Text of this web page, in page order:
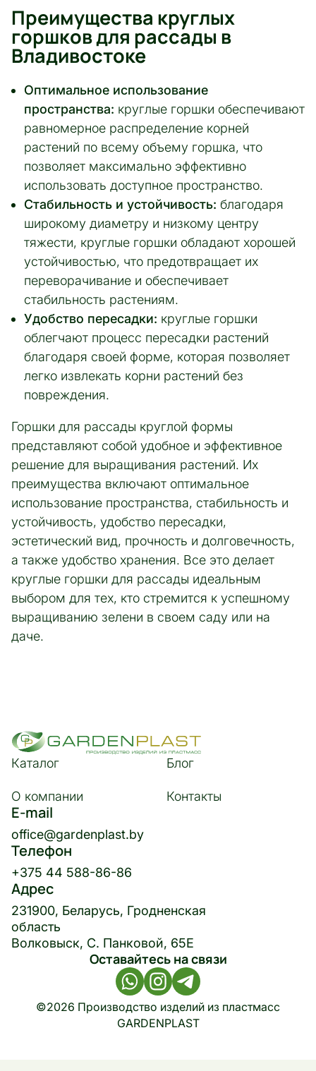
Преимущества круглых
горшков для рассады в
Владивостоке
Оптимальное использование
пространства: круглые горшки обеспечивают
равномерное распределение корней
растений по всему объему горшка, что
позволяет максимально эффективно
использовать доступное пространство.
Стабильность и устойчивость: благодаря
широкому диаметру и низкому центру
тяжести, круглые горшки обладают хорошей
устойчивостью, что предотвращает их
переворачивание и обеспечивает
стабильность растениям.
Удобство пересадки: круглые горшки
облегчают процесс пересадки растений
благодаря своей форме, которая позволяет
легко извлекать корни растений без
повреждения.
Горшки для рассады круглой формы
представляют собой удобное и эффективное
решение для выращивания растений. Их
преимущества включают оптимальное
использование пространства, стабильность и
устойчивость, удобство пересадки,
эстетический вид, прочность и долговечность,
а также удобство хранения. Все это делает
круглые горшки для рассады идеальным
выбором для тех, кто стремится к успешному
выращиванию зелени в своем саду или на
даче.
Оставайтесь на связи
©2026 Производство изделий из пластмасс
GARDENPLAST
Каталог Блог
О компании Контакты
E-mail
office@gardenplast.by
Телефон
+375 44 588-86-86
Адрес
231900, Беларусь, Гродненская
область
Волковыск, С. Панковой, 65Е